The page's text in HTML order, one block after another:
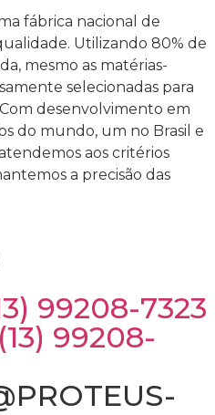
fábrica nacional de
Utilizando 80% de
mesmo as matérias-
selecionadas para
desenvolvimento em
do mundo, um no Brasil e
aos critérios
a precisão das
99208-7323
99208-